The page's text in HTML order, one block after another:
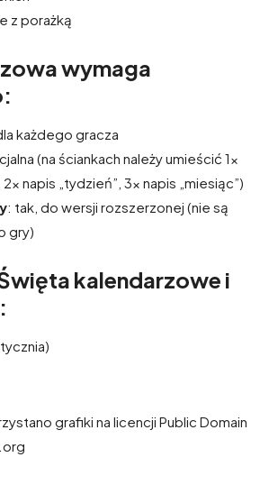
z porażką
wymaga
każdego gracza
(na ściankach należy umieścić 1x
2x napis „tydzień”, 3x napis „miesiąc”)
: tak, do wersji rozszerzonej (nie są
gry)
kalendarzowe i
grafiki na licencji Public Domain